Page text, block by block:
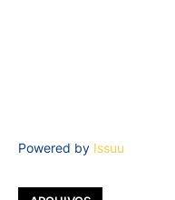
Powered by Issuu